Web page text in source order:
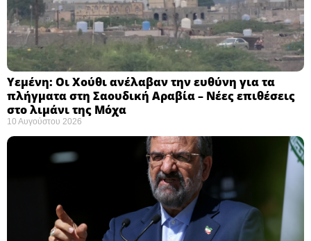
Υεμένη: Οι Χούθι ανέλαβαν την ευθύνη για τα
πλήγματα στη Σαουδική Αραβία – Νέες επιθέσεις
στο λιμάνι της Μόχα ​
10 Αυγούστου 2026